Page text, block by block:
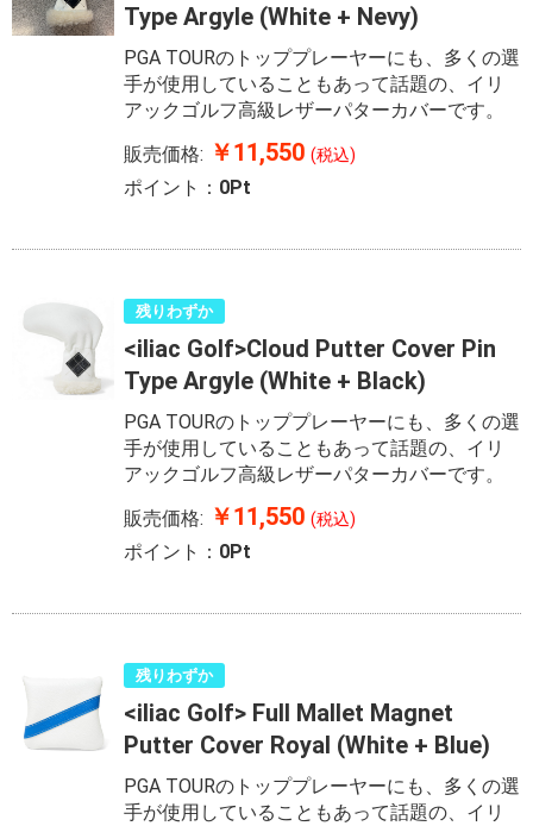
Type Argyle (White + Nevy)
PGA TOURのトッププレーヤーにも、多くの選
手が使用していることもあって話題の、イリ
アックゴルフ高級レザーパターカバーです。
販売価格: ￥11,550(税込)
ポイント： 0Pt
残りわずか
<iliac Golf>Cloud Putter Cover Pin
Type Argyle (White + Black)
PGA TOURのトッププレーヤーにも、多くの選
手が使用していることもあって話題の、イリ
アックゴルフ高級レザーパターカバーです。
販売価格: ￥11,550(税込)
ポイント： 0Pt
残りわずか
<iliac Golf> Full Mallet Magnet
Putter Cover Royal (White + Blue)
PGA TOURのトッププレーヤーにも、多くの選
手が使用していることもあって話題の、イリ